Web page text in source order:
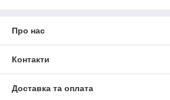
Про нас
Контакти
Доставка та оплата